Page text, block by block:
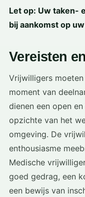
Let op: Uw taken-
bij aankomst op
Vereisten
Vrijwilligers
moment van
dienen een open
opzichte van het
omgeving. De
enthousiasme
Medische
goed gedrag, een
een bewijs van